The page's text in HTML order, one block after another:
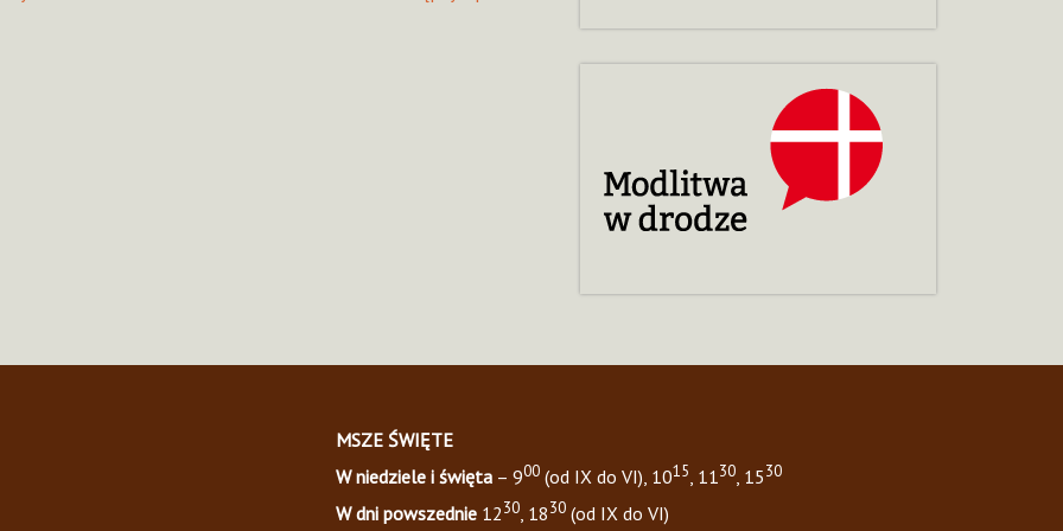
MSZE ŚWIĘTE
W niedziele i święta– 900(od IX do VI), 1015, 1130, 1530
W dni powszednie 1230, 1830(od IX do VI)